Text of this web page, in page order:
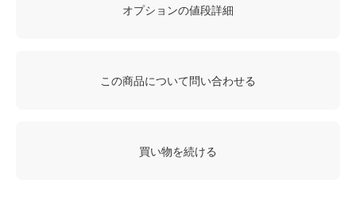
オプションの値段詳細
この商品について問い合わせる
買い物を続ける